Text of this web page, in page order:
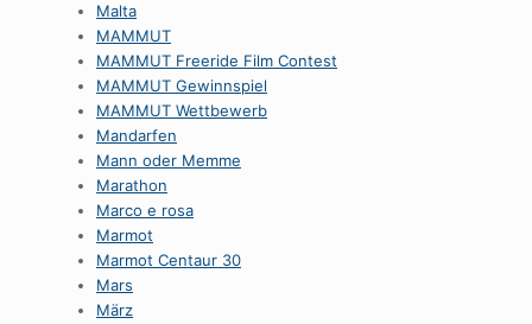
Malta
MAMMUT
MAMMUT Freeride Film Contest
MAMMUT Gewinnspiel
MAMMUT Wettbewerb
Mandarfen
Mann oder Memme
Marathon
Marco e rosa
Marmot
Marmot Centaur 30
Mars
März